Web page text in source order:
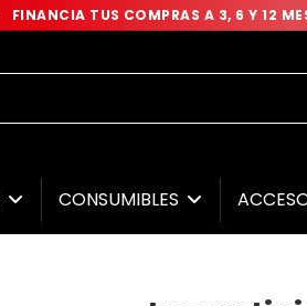
FINANCIA TUS COMPRAS A 3, 6 Y 12
CONSUMIBLES